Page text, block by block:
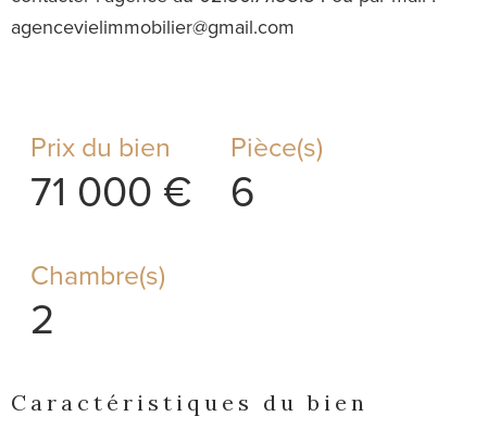
agencevielimmobilier@gmail.com
Prix du bien
71 000 €
Pièce(s)
6
Chambre(s)
2
Caractéristiques du bien